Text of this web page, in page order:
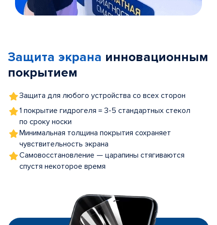
5
Защита экрана инновационным
покрытием
Защита для любого устройства со всех сторон
1 покрытие гидрогеля = 3-5 стандартных стекол
по сроку носки
Минимальная толщина покрытия сохраняет
чувствительность экрана
Самовосстановление — царапины стягиваются
спустя некоторое время